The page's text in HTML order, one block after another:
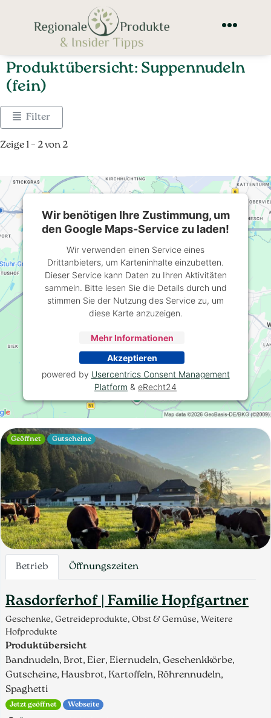
Produktübersicht: Suppennudeln
(fein)
Filter
Zeige 1 – 2 von 2
Betrieb Öffnungszeiten
Rasdorferhof | Familie Hopfgartner
Geschenke, Getreideprodukte, Obst & Gemüse, Weitere
Hofprodukte
Produktübersicht
Bandnudeln, Brot, Eier, Eiernudeln, Geschenkkörbe,
Gutscheine, Hausbrot, Kartoffeln, Röhrennudeln,
Spaghetti
Jetzt geöffnet Webseite
Geöffnet Gutscheine
Wir benötigen Ihre Zustimmung, um
den Google Maps-Service zu laden!
Wir verwenden einen Service eines
Drittanbieters, um Karteninhalte einzubetten.
Dieser Service kann Daten zu Ihren Aktivitäten
sammeln. Bitte lesen Sie die Details durch und
stimmen Sie der Nutzung des Service zu, um
diese Karte anzuzeigen.
Mehr Informationen
Akzeptieren
powered by Usercentrics Consent Management
Platform & eRecht24